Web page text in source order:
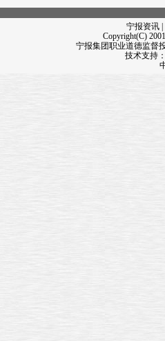
宁报资讯
Copyright(C)
宁报集团职业道德监督
技术支持